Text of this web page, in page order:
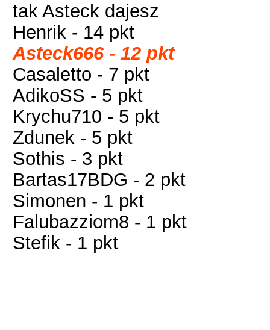
tak Asteck dajesz
Henrik - 14 pkt
Asteck666 - 12 pkt
Casaletto - 7 pkt
AdikoSS - 5 pkt
Krychu710 - 5 pkt
Zdunek - 5 pkt
Sothis - 3 pkt
Bartas17BDG - 2 pkt
Simonen - 1 pkt
Falubazziom8 - 1 pkt
Stefik - 1 pkt